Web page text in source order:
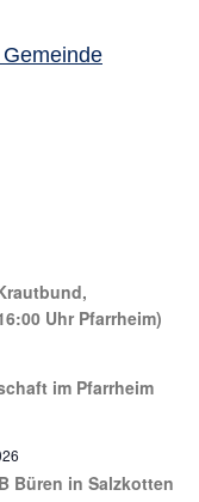
Uhr Pfarrheim)
im Pfarrheim
Büren in Salzkotten